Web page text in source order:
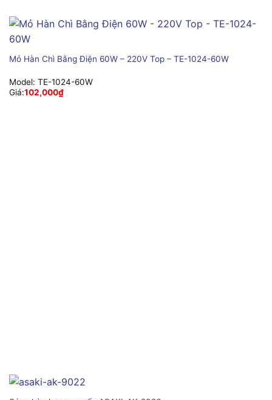
Mỏ Hàn Chì Bằng Điện 60W – 220V Top – TE-1024-60W
Model: TE-1024-60W
Giá:102,000₫